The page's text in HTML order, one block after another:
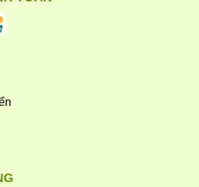
nhanh – rõ – hiệu quả cao